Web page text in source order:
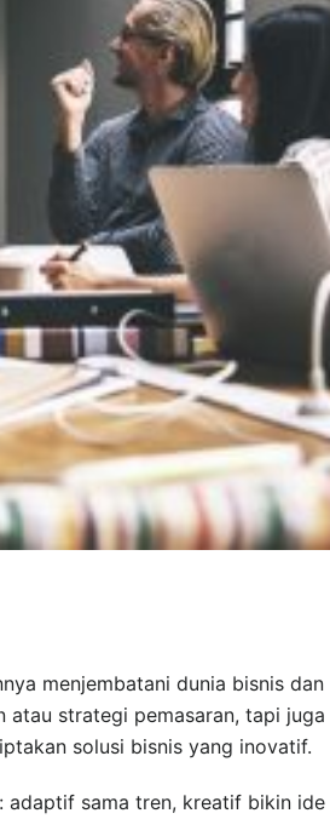
menjembatani dunia bisnis dan
atau strategi pemasaran, tapi juga
solusi bisnis yang inovatif.
adaptif sama tren, kreatif bikin ide